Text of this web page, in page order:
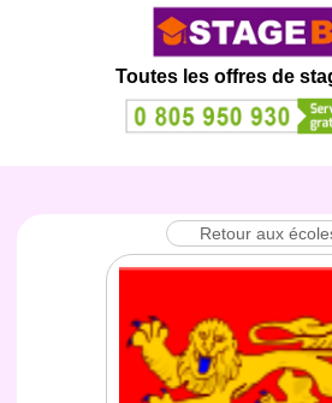
Toutes les offres de
Retour aux